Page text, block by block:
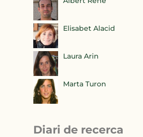
Elisabet Alacid
Laura Arin
Marta Turon
Diari de recerca